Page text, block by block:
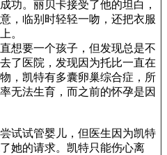
功。丽贝卡接受了他的坦白，
，临别时轻轻一吻，还把衣服
。
想要一个孩子，但发现总是不
了医院，发现因为托比一直在
，凯特有多囊卵巢综合症，所
无法生育，而之前的怀孕是因
试试管婴儿，但医生因为凯特
她的请求。凯特只能伤心离